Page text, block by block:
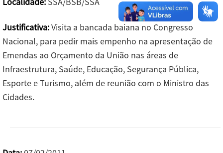
Justificativa:Visita a bancada baiana no Congresso
Nacional, para pedir mais empenho na apresentação de
Emendas ao Orçamento da União nas áreas de
Infraestrutura, Saúde, Educação, Segurança Pública,
Esporte e Turismo, além de reunião com o Ministro das
Cidades.